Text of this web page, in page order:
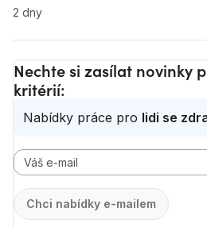
2 dny
Nechte si zasílat novinky
kritérií:
Nabídky práce pro lidi se
Chci nabídky e-mailem